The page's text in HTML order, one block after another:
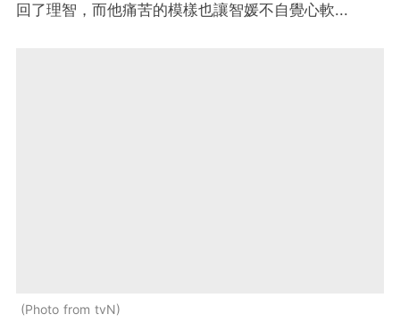
回了理智，而他痛苦的模樣也讓智媛不自覺心軟...
Photo from tvN